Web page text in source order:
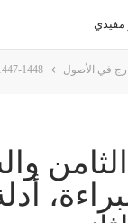
مفيدي
في الأصول 1448